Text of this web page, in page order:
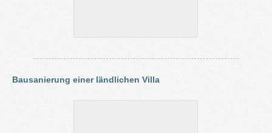
Bausanierung einer ländlichen Villa